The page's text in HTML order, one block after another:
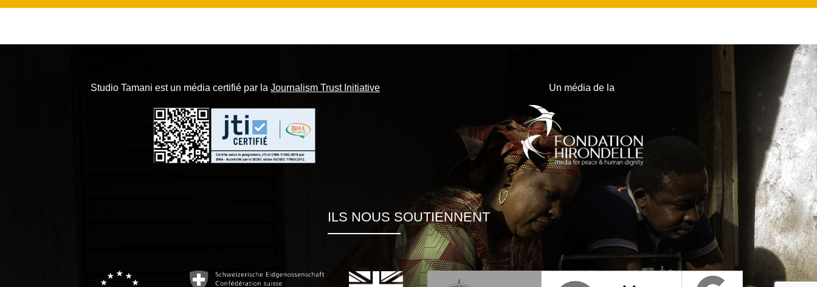
Studio Tamani est un média certifié par la Journalism Trust Initiative Un média de la
ILS NOUS SOUTIENNENT